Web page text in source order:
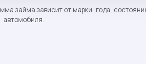
займа зависит от марки, года,
автомобиля.